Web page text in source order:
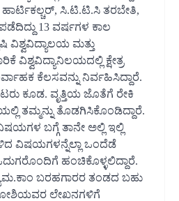
ಸಿ.ಟಿ.ಟಿ.ಸಿ ತರಬೇತಿ,
13 ವರ್ಷಗಳ ಕಾಲ
ವಿಶ್ವವಿದ್ಯಾಲಯ ಮತ್ತು
ಕ್ಷೇತ್ರ
ಕೆಲಸವನ್ನು ನಿರ್ವಹಿಸಿದ್ದಾರೆ.
ಕೂಡ. ವೃತ್ತಿಯ ಜೊತೆಗೆ ರೇಕಿ
ತಮ್ಮನ್ನು ತೊಡಗಿಸಿಕೊಂಡಿದ್ದಾರೆ.
ಬಗ್ಗೆ ತಾನೇ ಅಲ್ಲಿ ಇಲ್ಲಿ
ವಿಷಯಗಳನ್ನೆಲ್ಲಾ ಒಂದೆಡೆ
ಹಂಚಿಕೊಳ್ಳಲಿದ್ದಾರೆ.
ಬರಹಗಾರರ ತಂಡದ ಬಹು
ಲೇಖನಗಳಿಗೆ